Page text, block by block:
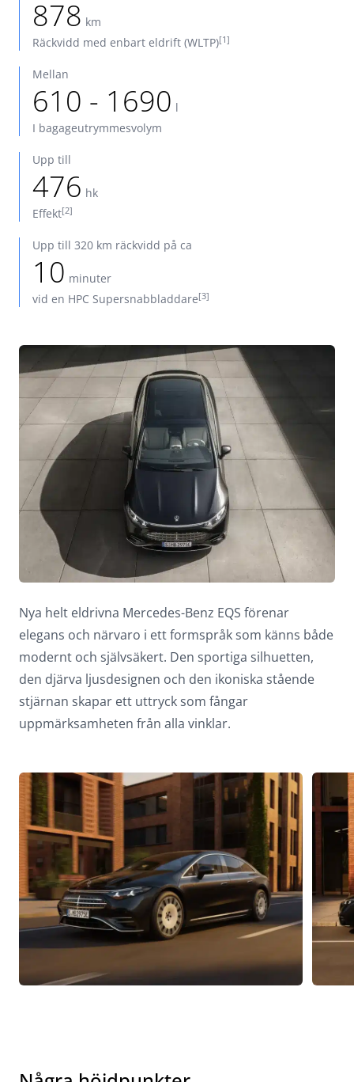
878 km
Räckvidd med enbart eldrift (WLTP)[1]
Mellan
610 - 1690 l
I bagageutrymmesvolym
Upp till
476 hk
Effekt[2]
Upp till 320 km räckvidd på ca
10 minuter
vid en HPC Supersnabbladdare[3]
Nya helt eldrivna Mercedes-Benz EQS förenar
elegans och närvaro i ett formspråk som känns både
modernt och självsäkert. Den sportiga silhuetten,
den djärva ljusdesignen och den ikoniska stående
stjärnan skapar ett uttryck som fångar
uppmärksamheten från alla vinklar.